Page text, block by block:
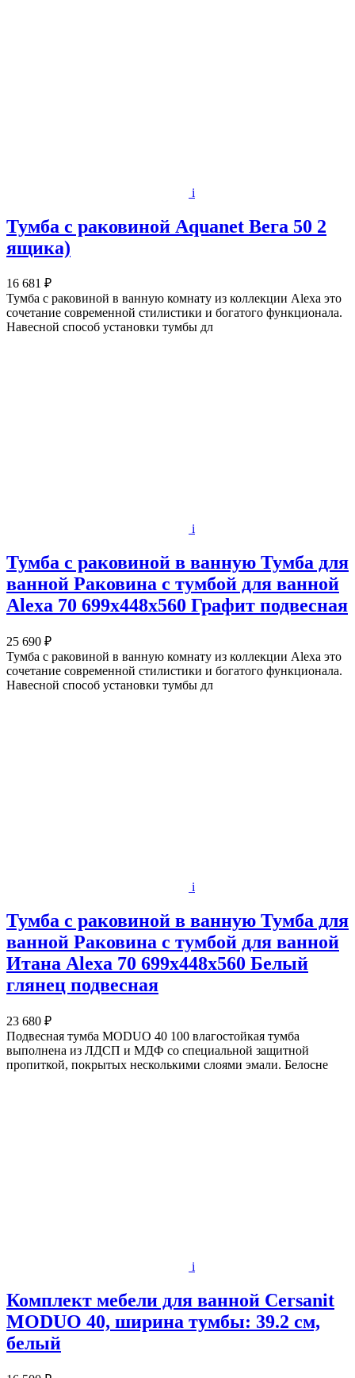
i
Тумба с раковиной Aquanet Вега 50 2
ящика)
16 681 ₽
Тумба с раковиной в ванную комнату из коллекции Alexa это
сочетание современной стилистики и богатого функционала.
Навесной способ установки тумбы дл
i
Тумба с раковиной в ванную Тумба для
ванной Раковина с тумбой для ванной
Alexa 70 699х448х560 Графит подвесная
25 690 ₽
Тумба с раковиной в ванную комнату из коллекции Alexa это
сочетание современной стилистики и богатого функционала.
Навесной способ установки тумбы дл
i
Тумба с раковиной в ванную Тумба для
ванной Раковина с тумбой для ванной
Итана Alexa 70 699х448х560 Белый
глянец подвесная
23 680 ₽
Подвесная тумба MODUO 40 100 влагостойкая тумба
выполнена из ЛДСП и МДФ со специальной защитной
пропиткой, покрытых несколькими слоями эмали. Белосне
i
Комплект мебели для ванной Cersanit
MODUO 40, ширина тумбы: 39.2 см,
белый